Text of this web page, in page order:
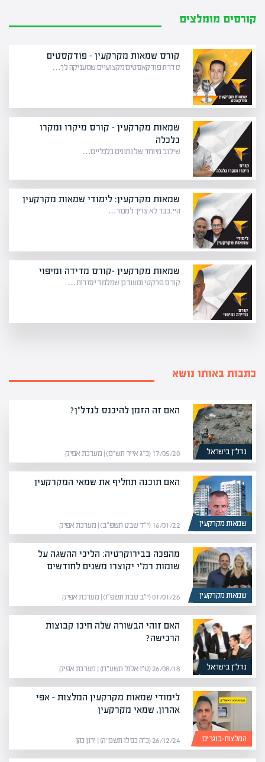
קורסים מומלצים
קורס שמאות מקרקעין – פודקסטים
סדרת פודקאסטים מקצועיים שמעניקה לך…
שמאות מקרקעין – קורס מיקרו ומקרו
כלכלה
שילוב מיוחד של נתונים כלכליים…
שמאות מקרקעין: לימודי שמאות מקרקעין
היי, כבר לא צריך למכור…
שמאות מקרקעין -קורס מדידה ומיפוי
קורס פרקטי ומעודכן שמלמד יסודות…
כתבות באותו נושא
נדל”ן בישראל
האם זה הזמן להיכנס לנדל"ן?
17/05/20 (כ״ג אייר תש״פ) | מערכת אפיק
שמאות מקרקעין
האם תוכנה תחליף את שמאי המקרקעין
16/01/22 (י״ד שבט תשפ״ב) | מערכת אפיק
שמאות מקרקעין
מהפכה בבירוקרטיה: הליכי ההשגה על
שומות רמ"י יקוצרו משנים לחודשים
01/01/26 (י״ב טבת תשפ״ו) | מערכת אפיק
נדל”ן בישראל
האם זוהי הבשורה שלה חיכו קבוצות
הרכישה?
26/08/18 (ט״ו אלול תשע״ח) | מערכת אפיק
המלצות-בוגרים
לימודי שמאות מקרקעין המלצות – אפי
אהרון, שמאי מקרקעין
26/12/24 (כ״ה כסלו תשפ״ה) | ירון כהן